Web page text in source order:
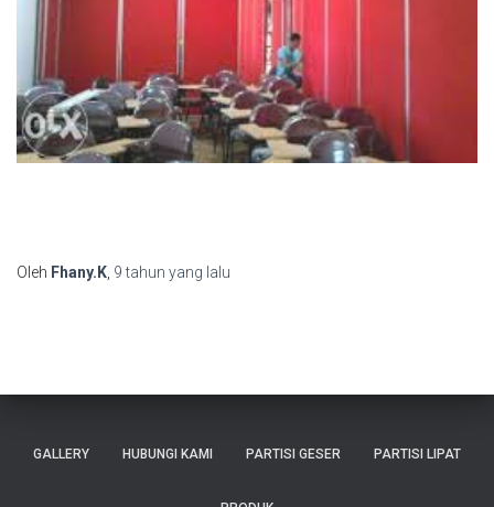
Oleh Fhany.K 9 tahun yang lalu
GALLERY HUBUNGI KAMI PARTISI GESER PARTISI LIPAT